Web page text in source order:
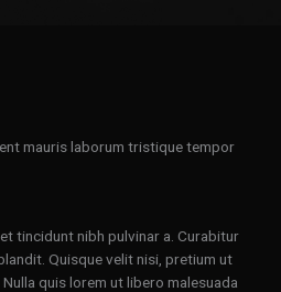
mauris laborum tristique tempor
tincidunt nibh pulvinar a. Curabitur
Quisque velit nisi, pretium ut
quis lorem ut libero malesuada